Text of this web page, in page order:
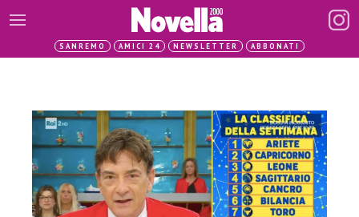
SANREMO AMICI 24 NEWSLETTER ABBONATI